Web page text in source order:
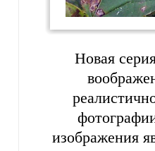
Новая
изображения